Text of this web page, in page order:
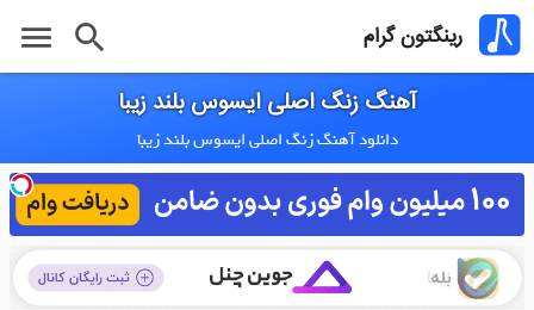
رینگتون گرام search
menu
آهنگ زنگ اصلی ایسوس بلند زیبا
دانلود آهنگ زنگ اصلی ایسوس بلند زیبا